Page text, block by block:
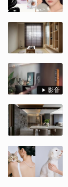
影音